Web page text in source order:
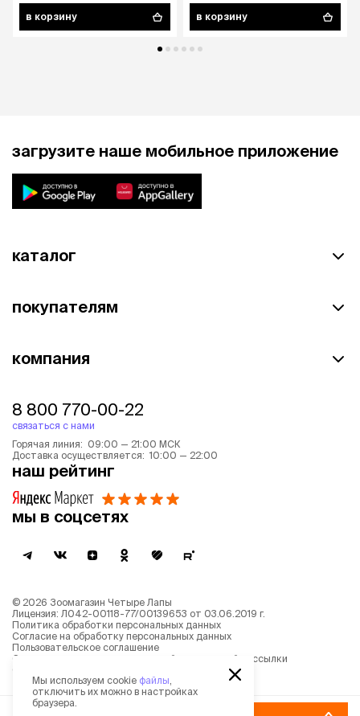
в корзину в корзину
загрузите наше мобильное приложение
каталог
покупателям
компания
8 800 770-00-22
связаться с нами
Горячая линия: 09:00 — 21:00 МСК
Доставка осуществляется: 10:00 — 22:00
наш рейтинг
мы в соцсетях
© 2026 Зоомагазин Четыре Лапы
Лицензия: Л042-00118-77/00139653 от 03.06.2019 г.
Политика обработки персональных данных
Согласие на обработку персональных данных
Пользовательское соглашение
Согласие на получение новостной и рекламной рассылки
Описание рекомендательных алгоритмов
Мы используем cookie файлы
отключить их можно в настройках
браузера.